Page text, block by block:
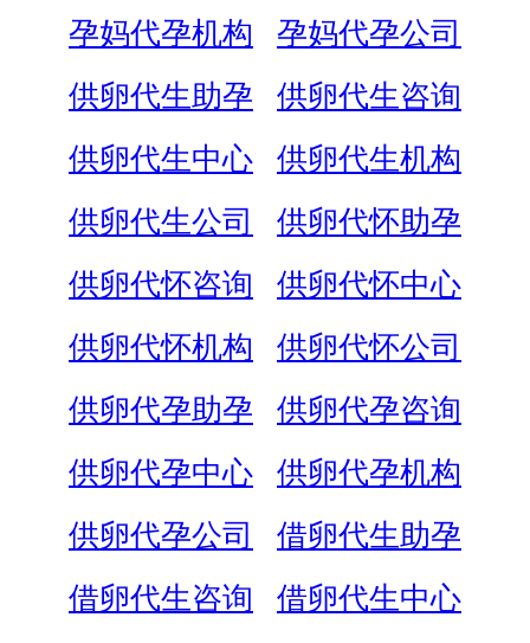
孕妈代孕机构
孕妈代孕公司
供卵代生助孕
供卵代生咨询
供卵代生中心
供卵代生机构
供卵代生公司
供卵代怀助孕
供卵代怀咨询
供卵代怀中心
供卵代怀机构
供卵代怀公司
供卵代孕助孕
供卵代孕咨询
供卵代孕中心
供卵代孕机构
供卵代孕公司
借卵代生助孕
借卵代生咨询
借卵代生中心